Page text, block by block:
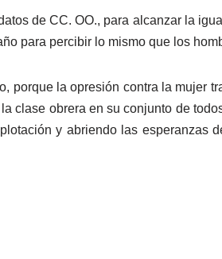
de CC. OO., para alcanzar la
para percibir lo mismo que los
porque la opresión contra la mujer
clase obrera en su conjunto de
y abriendo las esperanzas